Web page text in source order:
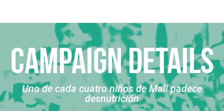
Campaign Details
Uno de cada cuatro niños de Mali padece
desnutrición